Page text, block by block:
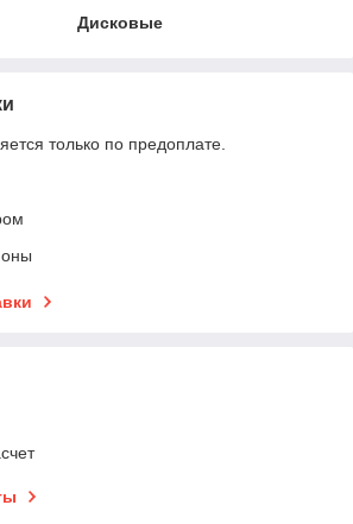
Дисковые
только по предоплате.